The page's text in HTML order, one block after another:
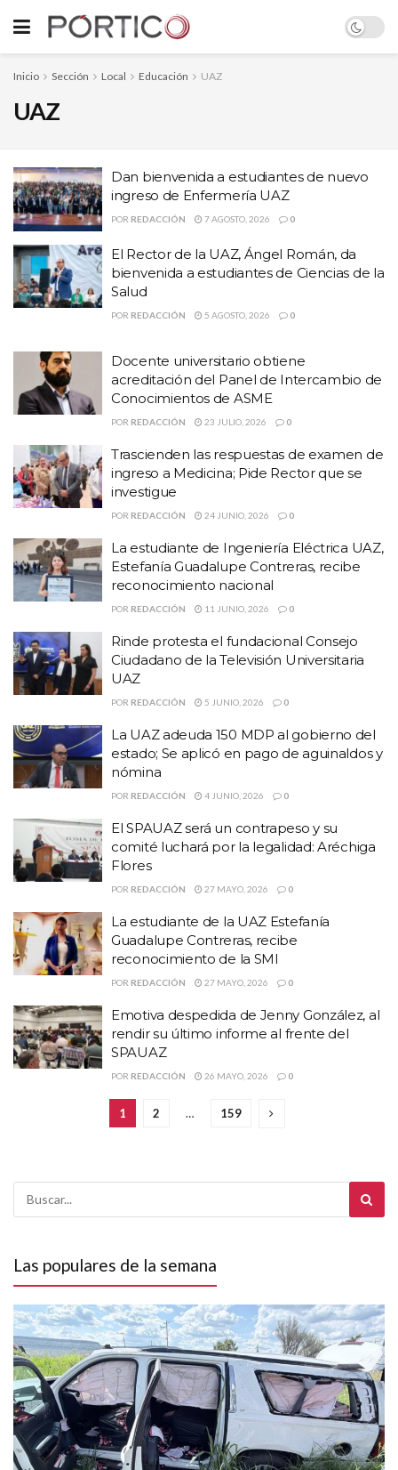
Inicio Sección Local Educación UAZ
UAZ
Dan bienvenida a estudiantes de nuevo
ingreso de Enfermería UAZ
POR REDACCIÓN 7 AGOSTO, 2026 0
El Rector de la UAZ, Ángel Román, da
bienvenida a estudiantes de Ciencias de la
Salud
POR REDACCIÓN 5 AGOSTO, 2026 0
Docente universitario obtiene
acreditación del Panel de Intercambio de
Conocimientos de ASME
POR REDACCIÓN 23 JULIO, 2026 0
Trascienden las respuestas de examen de
ingreso a Medicina; Pide Rector que se
investigue
POR REDACCIÓN 24 JUNIO, 2026 0
La estudiante de Ingeniería Eléctrica UAZ,
Estefanía Guadalupe Contreras, recibe
reconocimiento nacional
POR REDACCIÓN 11 JUNIO, 2026 0
Rinde protesta el fundacional Consejo
Ciudadano de la Televisión Universitaria
UAZ
POR REDACCIÓN 5 JUNIO, 2026 0
La UAZ adeuda 150 MDP al gobierno del
estado; Se aplicó en pago de aguinaldos y
nómina
POR REDACCIÓN 4 JUNIO, 2026 0
El SPAUAZ será un contrapeso y su
comité luchará por la legalidad: Aréchiga
Flores
POR REDACCIÓN 27 MAYO, 2026 0
La estudiante de la UAZ Estefanía
Guadalupe Contreras, recibe
reconocimiento de la SMI
POR REDACCIÓN 27 MAYO, 2026 0
Emotiva despedida de Jenny González, al
rendir su último informe al frente del
SPAUAZ
POR REDACCIÓN 26 MAYO, 2026 0
1 2 … 159
Las populares de la semana